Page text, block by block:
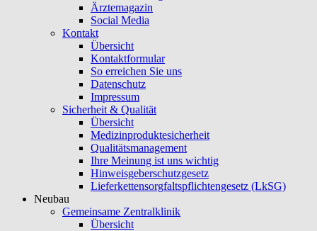
Ärztemagazin
Social Media
Kontakt
Übersicht
Kontaktformular
So erreichen Sie uns
Datenschutz
Impressum
Sicherheit & Qualität
Übersicht
Medizinproduktesicherheit
Qualitätsmanagement
Ihre Meinung ist uns wichtig
Hinweisgeberschutzgesetz
Lieferkettensorgfaltspflichtengesetz (LkSG)
Neubau
Gemeinsame Zentralklinik
Übersicht